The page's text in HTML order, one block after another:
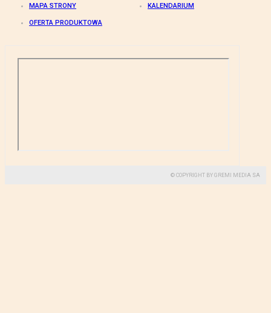
MAPA STRONY KALENDARIUM
OFERTA PRODUKTOWA
© COPYRIGHT BY GREMI MEDIA SA